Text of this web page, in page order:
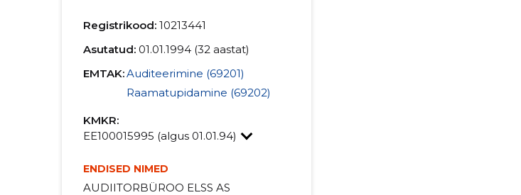
Registrikood: 10213441
Asutatud: 01.01.1994 (32 aastat)
EMTAK:Auditeerimine (69201)
Raamatupidamine (69202)
KMKR:
EE100015995 (algus 01.01.94)
ENDISED NIMED
AUDIITORBÜROO ELSS AS